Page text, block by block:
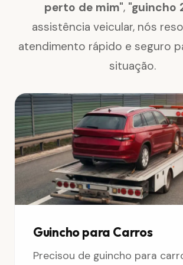
perto de mim", "guincho
assistência veicular, nós
atendimento rápido e seguro
situação.
Guincho para Carros
Precisou de guincho para